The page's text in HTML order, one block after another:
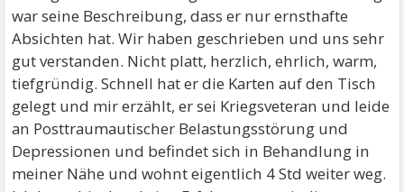
war seine Beschreibung, dass er nur ernsthafte
Absichten hat. Wir haben geschrieben und uns sehr
gut verstanden. Nicht platt, herzlich, ehrlich, warm,
tiefgründig. Schnell hat er die Karten auf den Tisch
gelegt und mir erzählt, er sei Kriegsveteran und leide
an Posttraumautischer Belastungsstörung und
Depressionen und befindet sich in Behandlung in
meiner Nähe und wohnt eigentlich 4 Std weiter weg.